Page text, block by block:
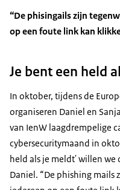
“De phisingails zijn
op een foute link kan
Je bent een held
In oktober, tijdens de
organiseren Daniel en
van IenW laagdrempelige
cybersecuritymaand in
held als je meldt' willen we
Daniel. “De phishing mails